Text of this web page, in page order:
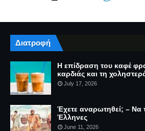
Διατροφή
Η επίδραση του καφέ
καρδιάς και τη
July 17, 2026
Έχετε αναρωτηθεί; – Να
Έλληνες
June 11, 2026